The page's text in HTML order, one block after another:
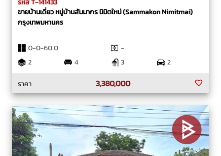
รหัส T-141433
ขายบ้านเดี่ยว หมู่บ้านสัมมากร นิมิตใหม่ (Sammakon Nimitmai)
กรุงเทพมหานคร
0-0-60.0
-
2
4 3
2
ราคา
3,380,000